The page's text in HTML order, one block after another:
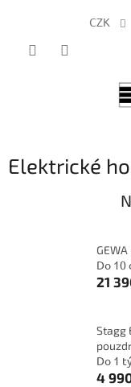
CZK
Elektrické
Do 10
21
Stagg
Do 1
4